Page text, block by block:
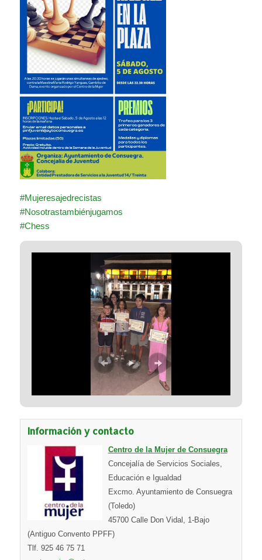
#Mujeresajedrecistas
#Nosotrastambiénjugamos
#Chess
Información y contacto
Centro de la Mujer de Consuegra
Concejalía de Servicios Sociales,
Educación e Igualdad
Excmo. Ayuntamiento de Consuegra
(Toledo)
45700 Calle Don Vidal, 1-Bajo
(Antiguo Convento PPFF)
Tlf. 925 46 75 71